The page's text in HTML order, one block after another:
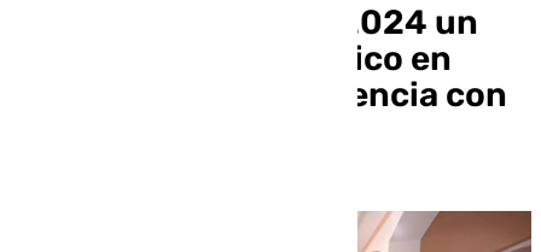
Granada alcanza en 2024 un
nuevo máximo histórico en
atención a la dependencia con